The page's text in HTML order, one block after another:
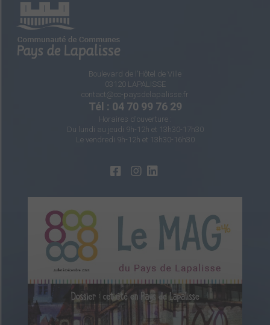
Boulevard de l'Hôtel de Ville
03120 LAPALISSE
contact@cc-paysdelapalisse.fr
Tél : 04 70 99 76 29
Horaires d'ouverture :
Du lundi au jeudi 9h-12h et 13h30-17h30
Le vendredi 9h-12h et 13h30-16h30